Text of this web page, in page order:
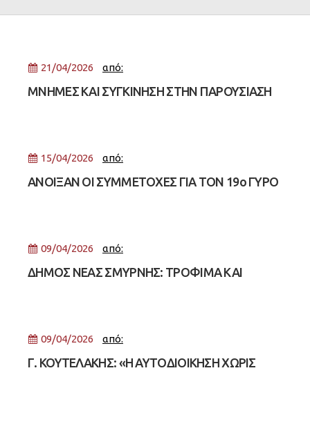
21/04/2026 από:
ΜΝΗΜΕΣ ΚΑΙ ΣΥΓΚΙΝΗΣΗ ΣΤΗΝ ΠΑΡΟΥΣΙΑΣΗ
15/04/2026 από:
ΑΝΟΙΞΑΝ ΟΙ ΣΥΜΜΕΤΟΧΕΣ ΓΙΑ ΤΟΝ 19ο ΓΥΡΟ
09/04/2026 από:
ΔΗΜΟΣ ΝΕΑΣ ΣΜΥΡΝΗΣ: ΤΡΟΦΙΜΑ ΚΑΙ
09/04/2026 από:
Γ. ΚΟΥΤΕΛΑΚΗΣ: «H ΑΥΤΟΔΙΟΙΚΗΣΗ ΧΩΡΙΣ